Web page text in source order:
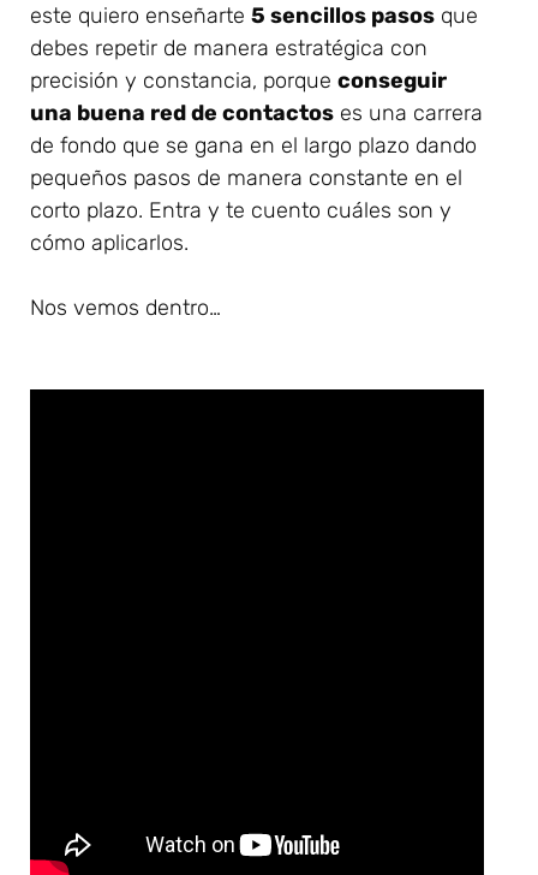
este quiero enseñarte 5 sencillos pasos que
debes repetir de manera estratégica con
precisión y constancia, porque conseguir
una buena red de contactos es una carrera
de fondo que se gana en el largo plazo dando
pequeños pasos de manera constante en el
corto plazo. Entra y te cuento cuáles son y
cómo aplicarlos.
Nos vemos dentro…